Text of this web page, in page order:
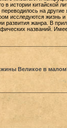
в истории китайской
на другие
исследуются жизнь и
развития жанра. В
названий.
Великое в